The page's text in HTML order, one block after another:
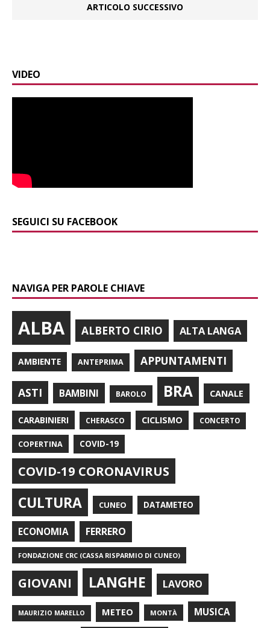
ARTICOLO SUCCESSIVO
VIDEO
SEGUICI SU FACEBOOK
NAVIGA PER PAROLE CHIAVE
ALBA ALBERTO CIRIO ALTA LANGA
AMBIENTE ANTEPRIMA APPUNTAMENTI
ASTI BAMBINI BAROLO BRA CANALE
CARABINIERI CHERASCO CICLISMO CONCERTO
COPERTINA COVID-19
COVID-19 CORONAVIRUS
CULTURA CUNEO DATAMETEO
ECONOMIA FERRERO
FONDAZIONE CRC (CASSA RISPARMIO DI CUNEO)
GIOVANI LANGHE LAVORO
MAURIZIO MARELLO METEO MONTÀ MUSICA